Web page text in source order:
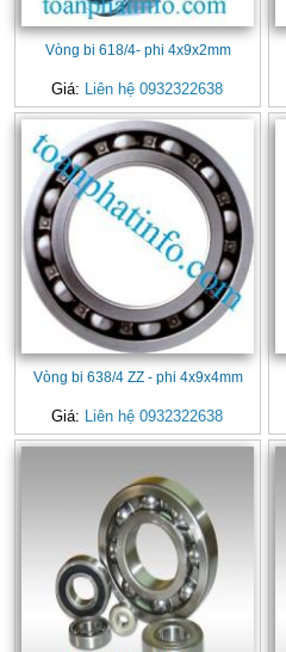
Vòng bi 618/4- phi 4x9x2mm
Giá: Liên hệ 0932322638
Vòng bi 638/4 ZZ - phi 4x9x4mm
Giá: Liên hệ 0932322638